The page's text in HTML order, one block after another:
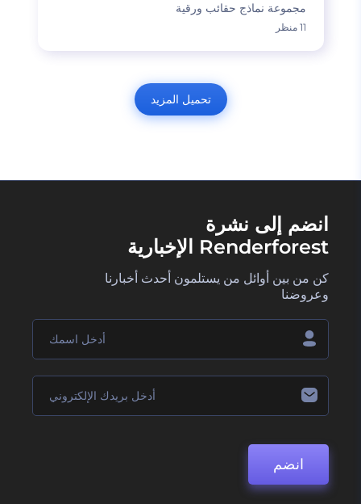
مجموعة نماذج حقائب ورقية
11 منظر
تحميل المزيد
انضم إلى نشرة
Renderforest الإخبارية
كن من بين أوائل من يستلمون أحدث أخبارنا
وعروضنا
انضم